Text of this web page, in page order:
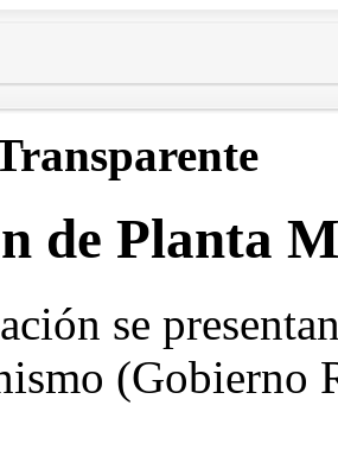
de Planta
se
(Gobierno